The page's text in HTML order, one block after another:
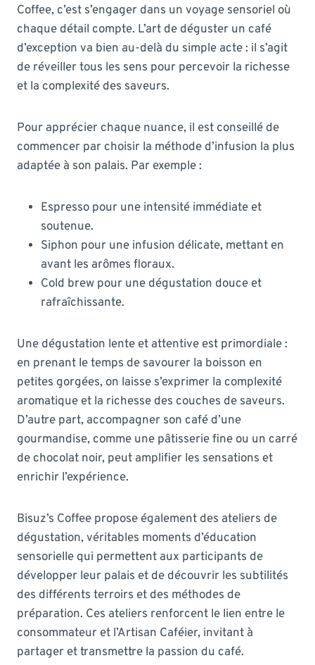
Coffee, c’est s’engager dans un voyage sensoriel où
chaque détail compte. L’art de déguster un café
d’exception va bien au-delà du simple acte : il s’agit
de réveiller tous les sens pour percevoir la richesse
et la complexité des saveurs.
Pour apprécier chaque nuance, il est conseillé de
commencer par choisir la méthode d’infusion la plus
adaptée à son palais. Par exemple :
Espresso pour une intensité immédiate et
soutenue.
Siphon pour une infusion délicate, mettant en
avant les arômes floraux.
Cold brew pour une dégustation douce et
rafraîchissante.
Une dégustation lente et attentive est primordiale :
en prenant le temps de savourer la boisson en
petites gorgées, on laisse s’exprimer la complexité
aromatique et la richesse des couches de saveurs.
D’autre part, accompagner son café d’une
gourmandise, comme une pâtisserie fine ou un carré
de chocolat noir, peut amplifier les sensations et
enrichir l’expérience.
Bisuz’s Coffee propose également des ateliers de
dégustation, véritables moments d’éducation
sensorielle qui permettent aux participants de
développer leur palais et de découvrir les subtilités
des différents terroirs et des méthodes de
préparation. Ces ateliers renforcent le lien entre le
consommateur et l’Artisan Caféier, invitant à
partager et transmettre la passion du café.